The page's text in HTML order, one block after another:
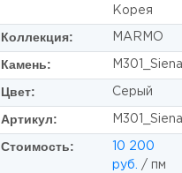
Корея
Коллекция: MARMO
Камень: M301_Siena
Цвет: Серый
Артикул: M301_Siena
Стоимость:
10 200
руб.
/ пм